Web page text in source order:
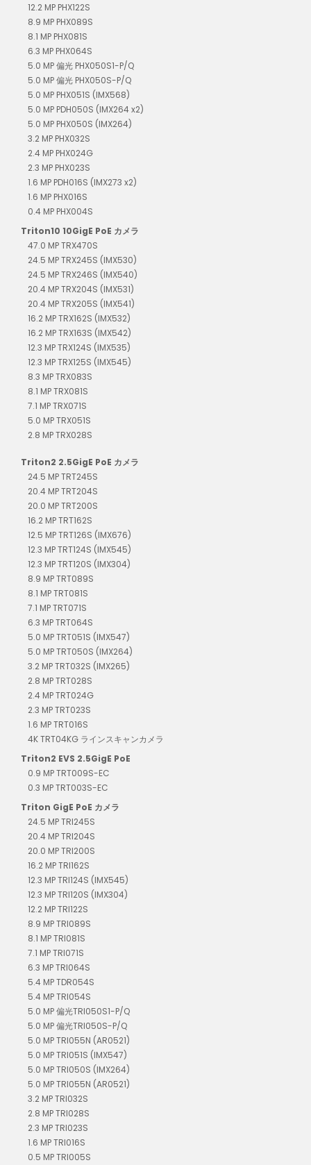
12.2 MP PHX122S
8.9 MP PHX089S
8.1 MP PHX081S
6.3 MP PHX064S
5.0 MP 偏光 PHX050S1-P/Q
5.0 MP 偏光 PHX050S-P/Q
5.0 MP PHX051S (IMX568)
5.0 MP PDH050S (IMX264 x2)
5.0 MP PHX050S (IMX264)
3.2 MP PHX032S
2.4 MP PHX024G
2.3 MP PHX023S
1.6 MP PDH016S (IMX273 x2)
1.6 MP PHX016S
0.4 MP PHX004S
Triton10 10GigE PoE カメラ
47.0 MP TRX470S
24.5 MP TRX245S (IMX530)
24.5 MP TRX246S (IMX540)
20.4 MP TRX204S (IMX531)
20.4 MP TRX205S (IMX541)
16.2 MP TRX162S (IMX532)
16.2 MP TRX163S (IMX542)
12.3 MP TRX124S (IMX535)
12.3 MP TRX125S (IMX545)
8.3 MP TRX083S
8.1 MP TRX081S
7.1 MP TRX071S
5.0 MP TRX051S
2.8 MP TRX028S
Triton2 2.5GigE PoE カメラ
24.5 MP TRT245S
20.4 MP TRT204S
20.0 MP TRT200S
16.2 MP TRT162S
12.5 MP TRT126S (IMX676)
12.3 MP TRT124S (IMX545)
12.3 MP TRT120S (IMX304)
8.9 MP TRT089S
8.1 MP TRT081S
7.1 MP TRT071S
6.3 MP TRT064S
5.0 MP TRT051S (IMX547)
5.0 MP TRT050S (IMX264)
3.2 MP TRT032S (IMX265)
2.8 MP TRT028S
2.4 MP TRT024G
2.3 MP TRT023S
1.6 MP TRT016S
4K TRT04KG ラインスキャンカメラ
Triton2 EVS 2.5GigE PoE
0.9 MP TRT009S-EC
0.3 MP TRT003S-EC
Triton GigE PoE カメラ
24.5 MP TRI245S
20.4 MP TRI204S
20.0 MP TRI200S
16.2 MP TRI162S
12.3 MP TRI124S (IMX545)
12.3 MP TRI120S (IMX304)
12.2 MP TRI122S
8.9 MP TRI089S
8.1 MP TRI081S
7.1 MP TRI071S
6.3 MP TRI064S
5.4 MP TDR054S
5.4 MP TRI054S
5.0 MP 偏光TRI050S1-P/Q
5.0 MP 偏光TRI050S-P/Q
5.0 MP TRI055N (AR0521)
5.0 MP TRI051S (IMX547)
5.0 MP TRI050S (IMX264)
5.0 MP TRI055N (AR0521)
3.2 MP TRI032S
2.8 MP TRI028S
2.3 MP TRI023S
1.6 MP TRI016S
0.5 MP TRI005S